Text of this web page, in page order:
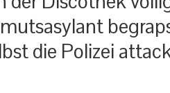
die Polizei